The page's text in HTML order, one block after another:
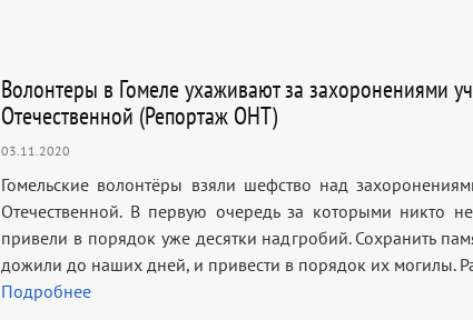
Волонтеры в Гомеле ухаживают за захоронениями
Отечественной (Репортаж ОНТ)
03.11.2020
Гомельские волонтёры взяли шефство над
Отечественной. В первую очередь за которыми никто не
привели в порядок уже десятки надгробий. Сохранить
дожили до наших дней, и привести в порядок их могилы.
Подробнее